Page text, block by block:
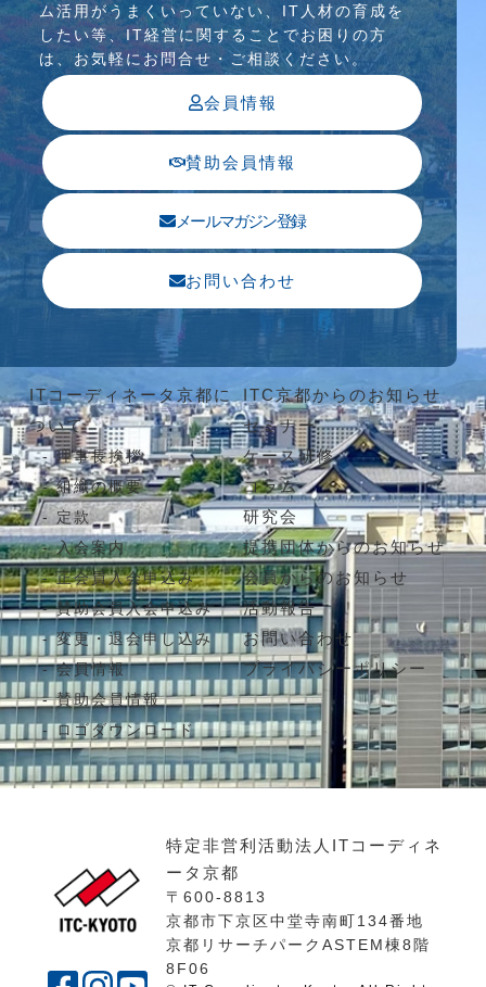
ム活⽤がうまくいっていない、IT⼈材の育成を
したい等、IT経営に関することでお困りの⽅
は、お気軽にお問合せ・ご相談ください。
会員情報
賛助会員情報
メールマガジン登録
お問い合わせ
ITコーディネータ京都に
ついて
理事長挨拶
組織の概要
定款
入会案内
正会員入会申込み
賛助会員入会申込み
変更・退会申し込み
会員情報
賛助会員情報
ロゴダウンロード
ITC京都からのお知らせ
セミナー
ケース研修
コラム
研究会
提携団体からのお知らせ
会員からのお知らせ
活動報告
お問い合わせ
プライバシーポリシー
特定非営利活動法人ITコーディネ
ータ京都
〒600-8813
京都市下京区中堂寺南町134番地
京都リサーチパークASTEM棟8階
8F06